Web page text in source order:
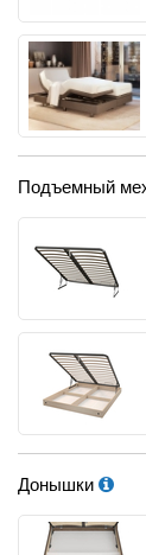
Подъемный
Донышки